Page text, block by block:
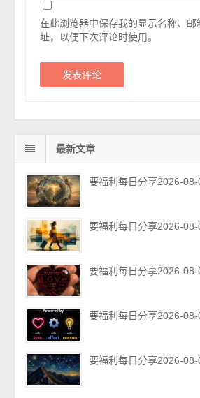
在此浏览器中保存我的显示名称、
址，以便下次评论时使用。
最新文章
要福利每日分享2026-08-
要福利每日分享2026-08-
要福利每日分享2026-08-
要福利每日分享2026-08-
要福利每日分享2026-08-